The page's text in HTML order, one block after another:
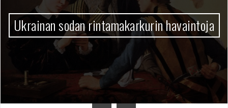
Ukrainan sodan rintamakarkurin havaintoja